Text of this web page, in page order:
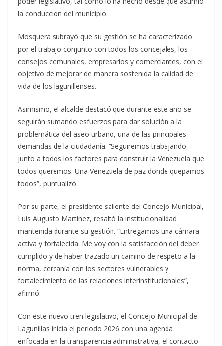
la conducción del municipio.
Mosquera subrayó que su gestión se ha caracterizado
por el trabajo conjunto con todos los concejales, los
consejos comunales, empresarios y comerciantes, con el
objetivo de mejorar de manera sostenida la calidad de
vida de los lagunillenses.
Asimismo, el alcalde destacó que durante este año se
seguirán sumando esfuerzos para dar solución a la
problemática del aseo urbano, una de las principales
demandas de la ciudadanía. “Seguiremos trabajando
junto a todos los factores para construir la Venezuela que
todos queremos. Una Venezuela de paz donde quepamos
todos”, puntualizó.
Por su parte, el presidente saliente del Concejo Municipal,
Luis Augusto Martínez, resaltó la institucionalidad
mantenida durante su gestión. “Entregamos una cámara
activa y fortalecida. Me voy con la satisfacción del deber
cumplido y de haber trazado un camino de respeto a la
norma, cercanía con los sectores vulnerables y
fortalecimiento de las relaciones interinstitucionales”,
afirmó.
Con este nuevo tren legislativo, el Concejo Municipal de
Lagunillas inicia el periodo 2026 con una agenda
enfocada en la transparencia administrativa, el contacto